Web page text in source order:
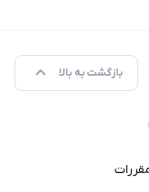
بازگشت به بالا